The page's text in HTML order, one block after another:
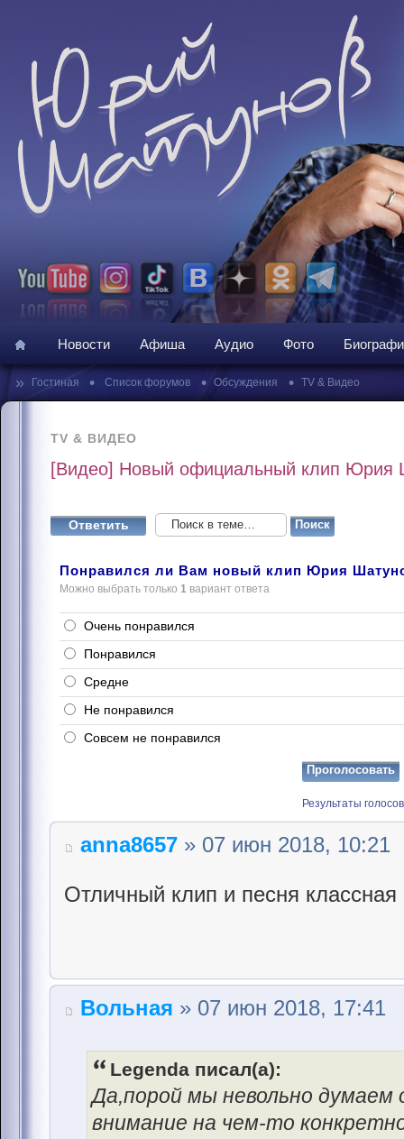
Новости Афиша Аудио Фото
» Гостиная • Список форумов • Обсуждения • TV & Видео
TV & ВИДЕО
[Видео] Новый официальный клип Юрия
Ответить
Понравился ли Вам новый клип Юрия
Можно выбрать только 1 вариант ответа
Очень понравился
Понравился
Средне
Не понравился
Совсем не понравился
Результаты
anna8657 » 07 июн 2018, 10:21
Отличный клип и песня классная
Вольная » 07 июн 2018, 17:41
Legenda писал(а):
Да,порой мы невольно думаем
внимание на чем-то